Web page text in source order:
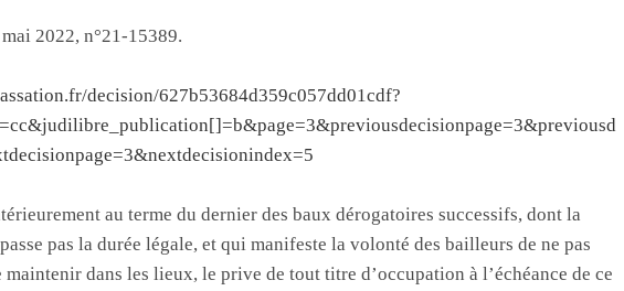
2022, n°21-15389.
decision/627b53684d359c057dd01cdf?
au terme du dernier des baux dérogatoires successifs, dont la
pas la durée légale, et qui manifeste la volonté des bailleurs de ne pas
dans les lieux, le prive de tout titre d’occupation à l’échéance de ce